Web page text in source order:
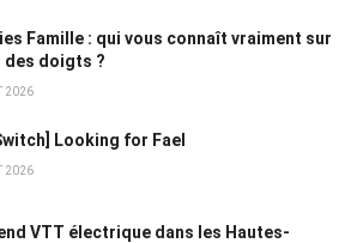
Famille : qui vous connaît vraiment sur
des doigts ?
2026
Looking for Fael
2026
VTT électrique dans les Hautes-